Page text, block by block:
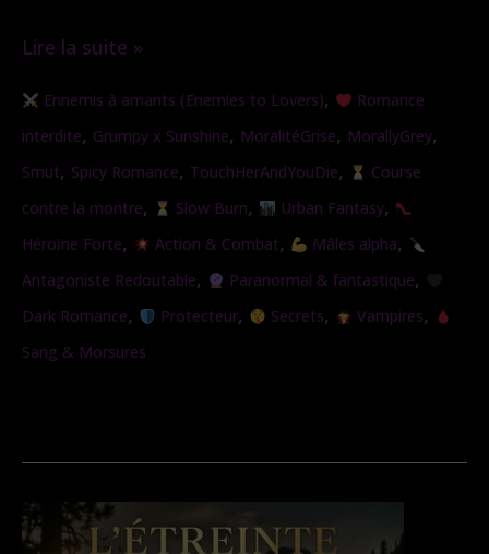
(Nouvelle
Lire la suite »
Ennemis à amants (Enemies to Lovers),
Romance
interdite, Grumpy x Sunshine, MoralitéGrise, MorallyGrey,
Smut, Spicy Romance, TouchHerAndYouDie,
Course
contre la montre, Slow Burn, Urban Fantasy,
Héroïne Forte, Action & Combat, Mâles alpha,
Antagoniste Redoutable, Paranormal & fantastique,
Dark Romance, Protecteur, Secrets, Vampires,
Sang & Morsures